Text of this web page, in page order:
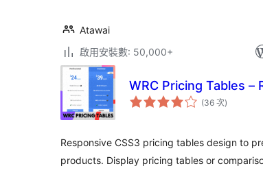
Atawai
啟用安裝數: 50,000+
WRC Pricing Tables –
(36 次評
分)
Responsive CSS3 pricing tables design to
products. Display pricing tables or